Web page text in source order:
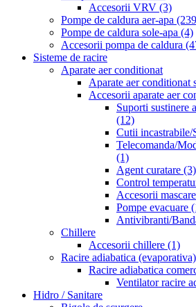
Accesorii VRV (3)
Pompe de caldura aer-apa
Pompe de caldura sole-apa (4)
Accesorii pompa de caldura
Sisteme de racire
Aparate aer conditionat
Aparate aer conditionat
Accesorii aparate aer
Suporti sustinere
(12)
Cutii incastrabile/
Telecomanda/
(1)
Agent curatare (3)
Control
Accesorii
Pompe evacuare
Antivibranti/
Chillere
Accesorii chillere (1)
Racire adiabatica (evaporativa)
Racire adiabatica
Ventilator racire
Hidro / Sanitare